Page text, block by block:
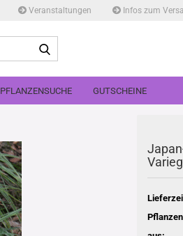
Veranstaltungen Infos zum
PFLANZENSUCHE GUTSCHEINE